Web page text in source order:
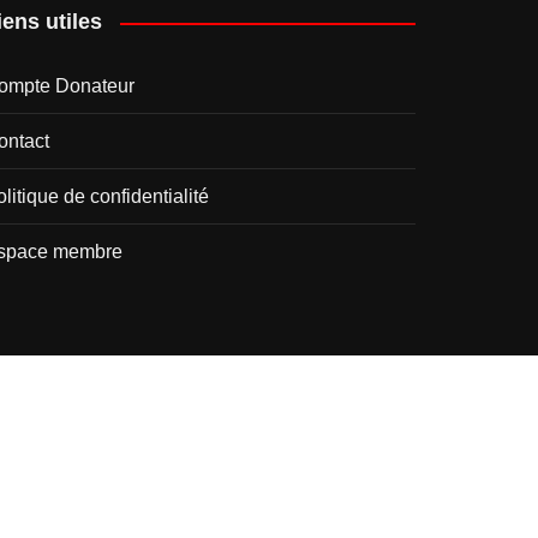
utiles
Donateur
de confidentialité
membre